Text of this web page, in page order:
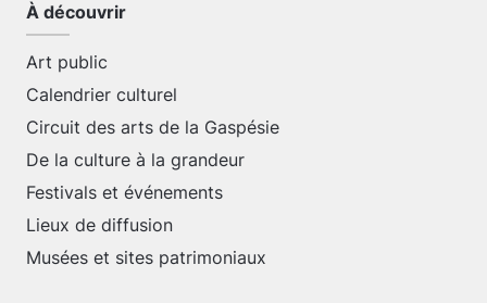
À découvrir
Art public
Calendrier culturel
Circuit des arts de la Gaspésie
De la culture à la grandeur
Festivals et événements
Lieux de diffusion
Musées et sites patrimoniaux